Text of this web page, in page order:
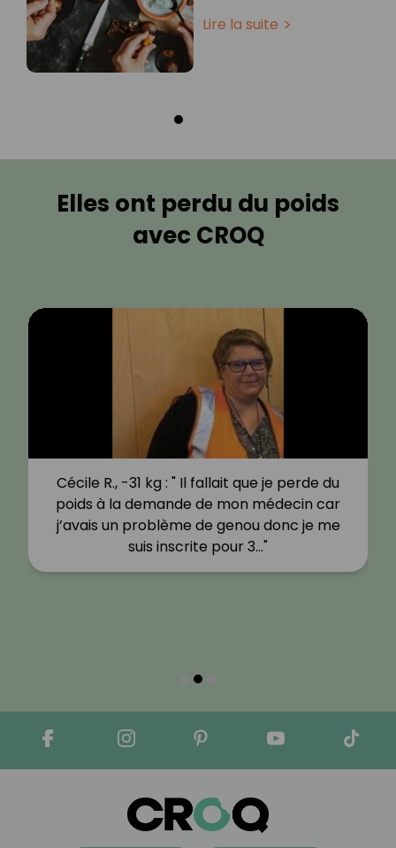
Lire la suite
Elles ont perdu du poids
avec CROQ
Cécile R., -31 kg : " Il fallait que je perde du
poids à la demande de mon médecin car
j’avais un problème de genou donc je me
suis inscrite pour 3…"